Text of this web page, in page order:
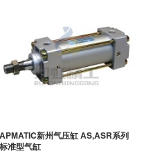
APMATIC新州气压缸 AS,ASR系列
标准型气缸